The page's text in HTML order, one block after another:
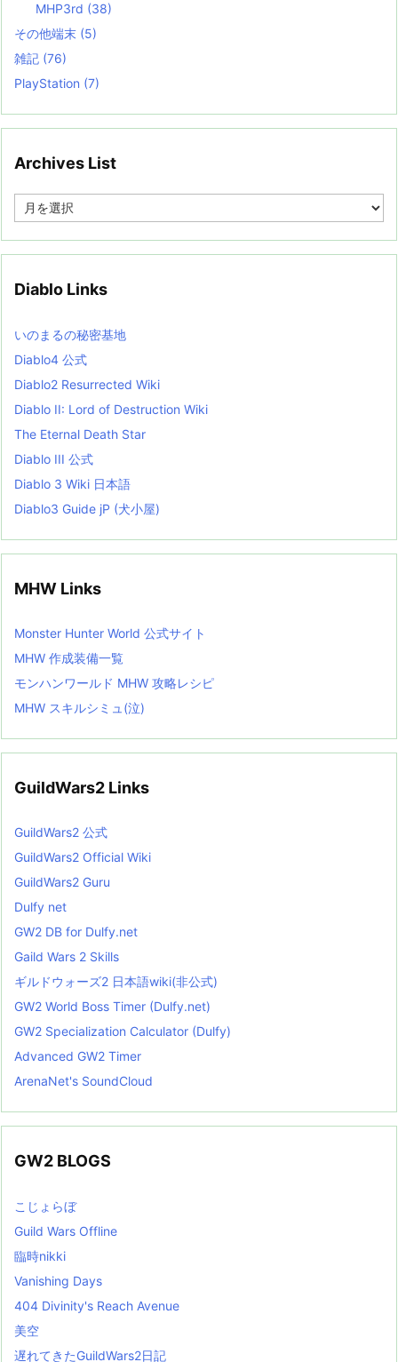
MHP3rd (38)
その他端末 (5)
雑記 (76)
PlayStation (7)
Archives List
e
i
s
t
Diablo Links
いのまるの秘密基地
Diablo4 公式
Diablo2 Resurrected Wiki
Diablo II: Lord of Destruction Wiki
The Eternal Death Star
Diablo III 公式
Diablo 3 Wiki 日本語
Diablo3 Guide jP (犬小屋)
MHW Links
Monster Hunter World 公式サイト
MHW 作成装備一覧
モンハンワールド MHW 攻略レシピ
MHW スキルシミュ(泣)
GuildWars2 Links
GuildWars2 公式
GuildWars2 Official Wiki
GuildWars2 Guru
Dulfy net
GW2 DB for Dulfy.net
Gaild Wars 2 Skills
ギルドウォーズ2 日本語wiki(非公式)
GW2 World Boss Timer (Dulfy.net)
GW2 Specialization Calculator (Dulfy)
Advanced GW2 Timer
ArenaNet's SoundCloud
GW2 BLOGS
こじょらぼ
Guild Wars Offline
臨時nikki
Vanishing Days
404 Divinity's Reach Avenue
美空
遅れてきたGuildWars2日記